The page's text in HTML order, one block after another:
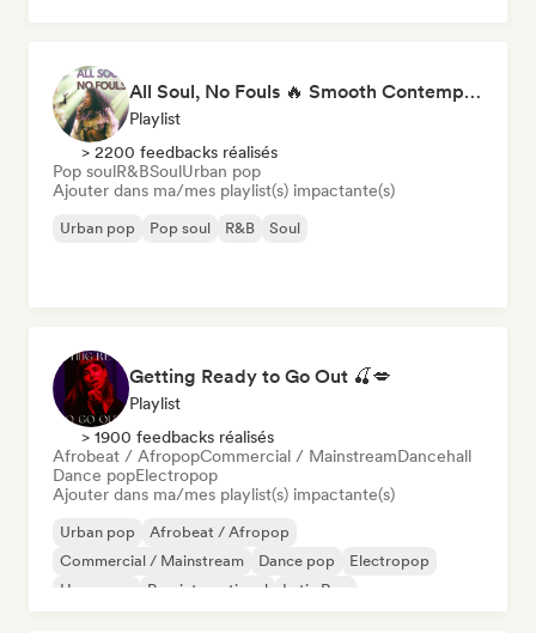
All Soul, No Fouls 🔥 Smooth Contemporary R&B & Neo Soul
Playlist
> 2200 feedbacks réalisés
Pop soulR&BSoulUrban pop
Ajouter dans ma/mes playlist(s) impactante(s)
Urban pop Pop soul R&B Soul
Getting Ready to Go Out 🍒💋
Playlist
> 1900 feedbacks réalisés
Afrobeat / AfropopCommercial / MainstreamDancehall
Dance popElectropop
Ajouter dans ma/mes playlist(s) impactante(s)
Urban pop
Afrobeat / Afropop
Commercial / Mainstream
Dance pop
Electropop
Hyperpop
Pop international Latin Pop